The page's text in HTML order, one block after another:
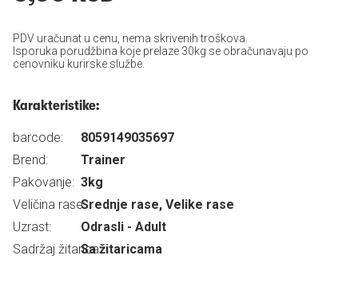
PDV uračunat u cenu, nema skrivenih troškova.
Isporuka porudžbina koje prelaze 30kg se obračunavaju po
cenovniku kurirske službe.
Karakteristike:
barcode:
8059149035697
Brend:
Trainer
Pakovanje: 3kg
Veličina rase:Srednje rase, Velike rase
Uzrast:
Odrasli - Adult
Sadržaj žitarica:Sa žitaricama